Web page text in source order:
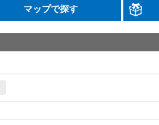
マップで探す